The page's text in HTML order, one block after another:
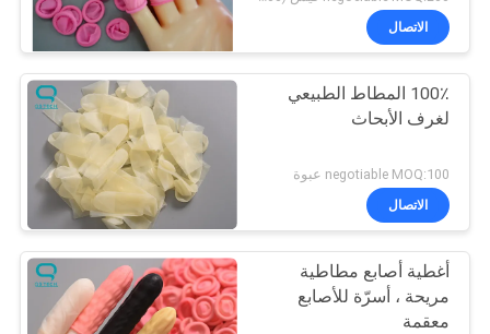
الاتصال
100٪ المطاط الطبيعي
لغرف الأبحاث
negotiable MOQ:100 عبوة
الاتصال
أغطية أصابع مطاطية
مريحة ، أسرّة للأصابع
معقمة